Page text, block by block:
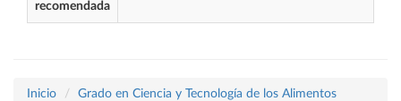
recomendada
Inicio
Grado en Ciencia y Tecnología de los Alimentos